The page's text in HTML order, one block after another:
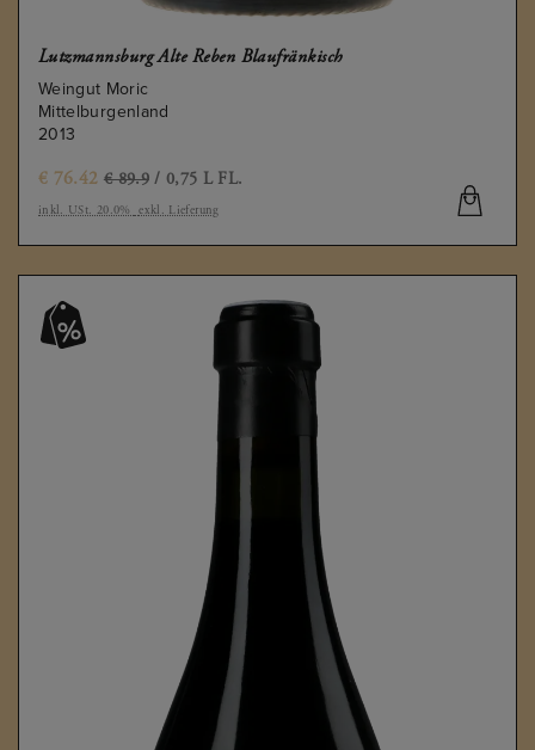
Lutzmannsburg Alte Reben Blaufränkisch
Weingut Moric
Mittelburgenland
2013
€ 76.42 € 89.9 / 0,75 L FL.
inkl. USt. 20.0% exkl. Lieferung